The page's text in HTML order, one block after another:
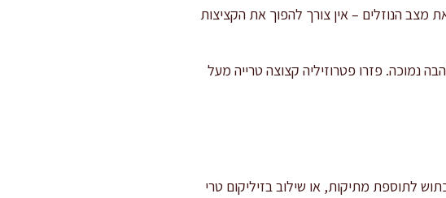
שימו לב לבדוק מדי פעם את מצב הנוזלים – אין צורך להפוך את הקציצות
להצטמצם מעט – כ-5 דקות נוספות על להבה נמוכה. פזרו פטרוזיליה קצוצה טרייה מעל
לתוספת מתיקות, או שילוב בזיליקום טרי